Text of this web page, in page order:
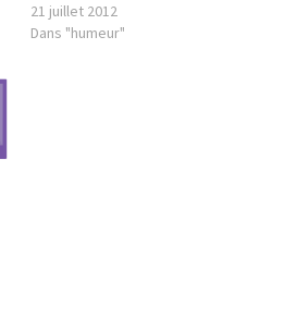
21 juillet 2012
Dans "humeur"